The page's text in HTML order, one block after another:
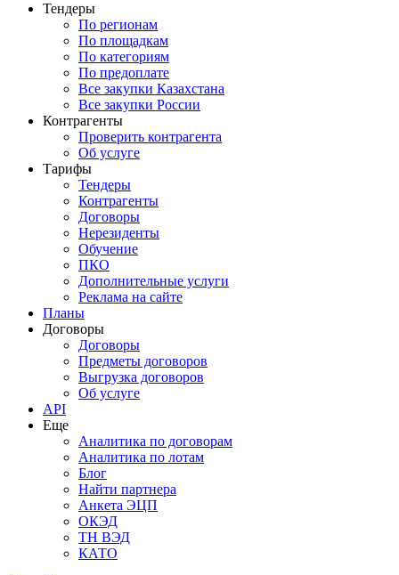
Тендеры
По регионам
По площадкам
По категориям
По предоплате
Все закупки Казахстана
Все закупки России
Контрагенты
Проверить контрагента
Об услуге
Тарифы
Тендеры
Контрагенты
Договоры
Нерезиденты
Обучение
ПКО
Дополнительные услуги
Реклама на сайте
Планы
Договоры
Договоры
Предметы договоров
Выгрузка договоров
Об услуге
API
Еще
Аналитика по договорам
Аналитика по лотам
Блог
Найти партнера
Анкета ЭЦП
ОКЭД
ТН ВЭД
КАТО